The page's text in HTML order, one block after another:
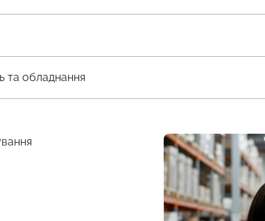
та обладнання